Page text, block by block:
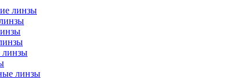
линзы
линзы
линзы